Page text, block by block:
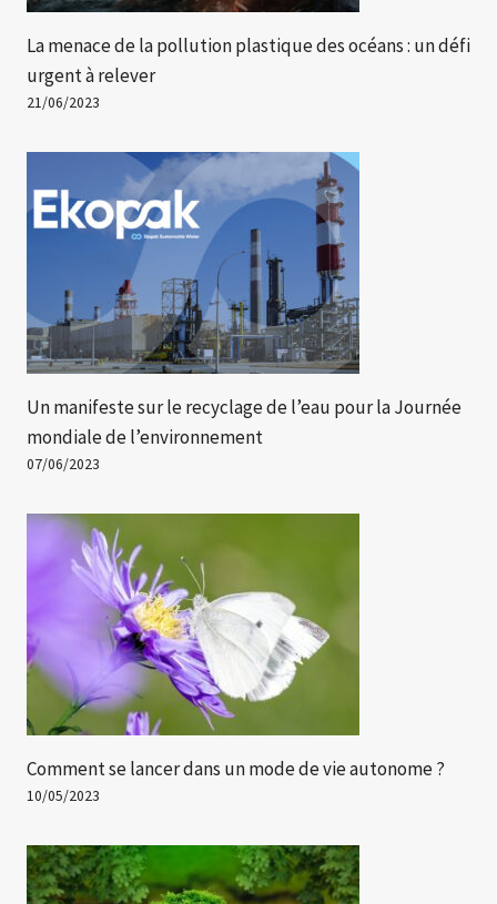
La menace de la pollution plastique des océans : un défi
urgent à relever
21/06/2023
Un manifeste sur le recyclage de l’eau pour la Journée
mondiale de l’environnement
07/06/2023
Comment se lancer dans un mode de vie autonome ?
10/05/2023